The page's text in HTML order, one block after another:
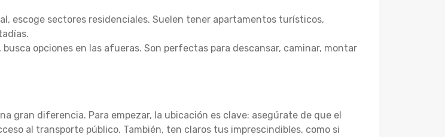
escoge sectores residenciales. Suelen tener apartamentos turísticos,
opciones en las afueras. Son perfectas para descansar, caminar, montar
gran diferencia. Para empezar, la ubicación es clave: asegúrate de que el
al transporte público. También, ten claros tus imprescindibles, como si